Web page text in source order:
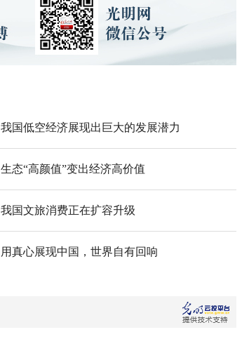
我国低空经济展现出巨大的发展潜力
生态“高颜值”变出经济高价值
我国文旅消费正在扩容升级
用真心展现中国，世界自有回响